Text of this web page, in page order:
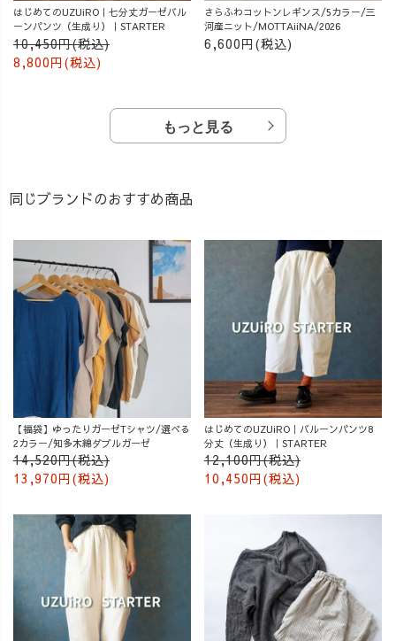
はじめてのUZUiRO｜七分丈ガーゼバル
ーンパンツ（生成り）｜STARTER
10,450円(税込)
8,800円(税込)
さらふわコットンレギンス/5カラー/三
河産ニット/MOTTAiiNA/2026
6,600円(税込)
もっと見る
同じブランドのおすすめ商品
【福袋】ゆったりガーゼTシャツ/選べる
2カラー/知多木綿ダブルガーゼ
14,520円(税込)
13,970円(税込)
はじめてのUZUiRO｜バルーンパンツ8
分丈（生成り）｜STARTER
12,100円(税込)
10,450円(税込)